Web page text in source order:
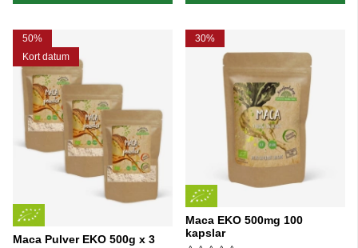
50%
Kort datum
Maca Pulver EKO 500g x 3
30%
Maca EKO 500mg 100
kapslar